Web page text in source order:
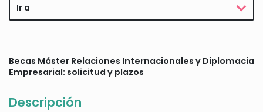
Ir a
Becas Máster Relaciones Internacionales y Diplomacia
Empresarial: solicitud y plazos
Descripción